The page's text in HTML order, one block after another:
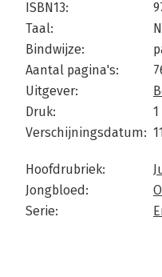
ISBN13:
Taal:
Bindwijze:
Aantal pagina's:
Uitgever:
Druk:
1
Verschijningsdatum:
Hoofdrubriek:
Jongbloed:
Serie: